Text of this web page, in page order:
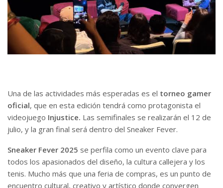
Una de las actividades más esperadas es el torneo gamer
oficial, que en esta edición tendrá como protagonista el
videojuego Injustice. Las semifinales se realizarán el 12 de
julio, y la gran final será dentro del Sneaker Fever.
Sneaker Fever 2025 se perfila como un evento clave para
todos los apasionados del diseño, la cultura callejera y los
tenis. Mucho más que una feria de compras, es un punto de
encuentro cultural, creativo y artístico donde convergen